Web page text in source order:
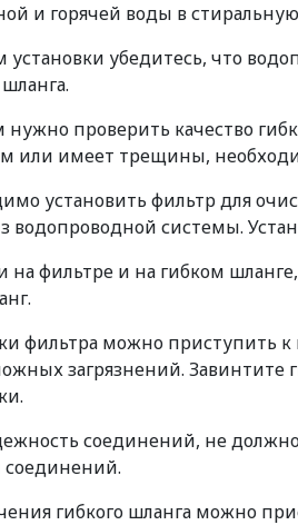
и горячей воды в
установки убедитесь, что
проверить качество
или имеет трещины,
установить фильтр для
водопроводной системы.
на фильтре и на гибком
фильтра можно приступить
загрязнений.
соединений, не
соединений.
гибкого шланга можно